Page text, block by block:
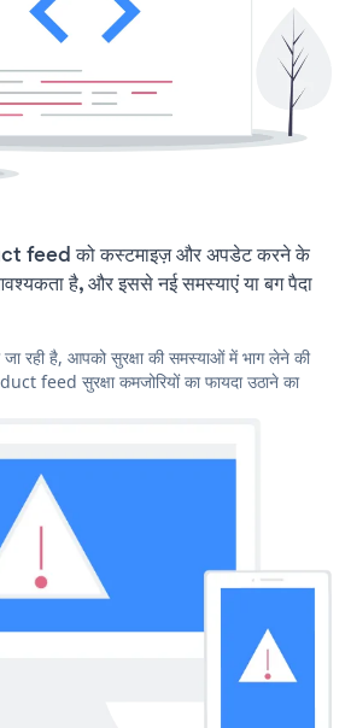
feed को कस्टमाइज़ और अपडेट करने के
है, और इससे नई समस्याएं या बग पैदा
रही है, आपको सुरक्षा की समस्याओं में भाग लेने की
feed सुरक्षा कमजोरियों का फायदा उठाने का